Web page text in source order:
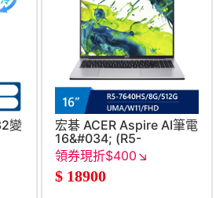
變
宏碁 ACER Aspire AI筆電
16&#034; (R5-
銀
領券現折$400↘
$ 18900